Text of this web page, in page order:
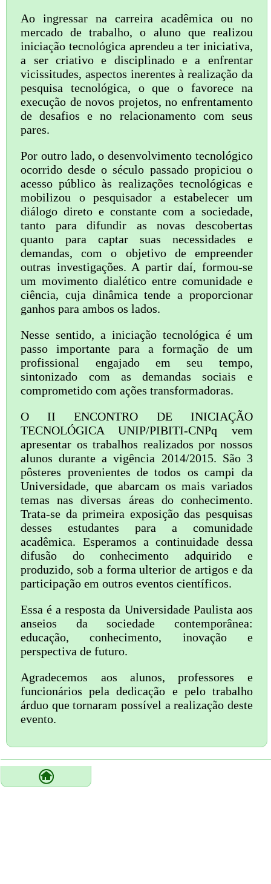
Ao ingressar na carreira acadêmica ou no
mercado de trabalho, o aluno que realizou
iniciação tecnológica aprendeu a ter iniciativa,
a ser criativo e disciplinado e a enfrentar
vicissitudes, aspectos inerentes à realização da
pesquisa tecnológica, o que o favorece na
execução de novos projetos, no enfrentamento
de desafios e no relacionamento com seus
pares.
Por outro lado, o desenvolvimento tecnológico
ocorrido desde o século passado propiciou o
acesso público às realizações tecnológicas e
mobilizou o pesquisador a estabelecer um
diálogo direto e constante com a sociedade,
tanto para difundir as novas descobertas
quanto para captar suas necessidades e
demandas, com o objetivo de empreender
outras investigações. A partir daí, formou-se
um movimento dialético entre comunidade e
ciência, cuja dinâmica tende a proporcionar
ganhos para ambos os lados.
Nesse sentido, a iniciação tecnológica é um
passo importante para a formação de um
profissional engajado em seu tempo,
sintonizado com as demandas sociais e
comprometido com ações transformadoras.
O II ENCONTRO DE INICIAÇÃO
TECNOLÓGICA UNIP/PIBITI-CNPq vem
apresentar os trabalhos realizados por nossos
alunos durante a vigência 2014/2015. São 3
pôsteres provenientes de todos os campi da
Universidade, que abarcam os mais variados
temas nas diversas áreas do conhecimento.
Trata-se da primeira exposição das pesquisas
desses estudantes para a comunidade
acadêmica. Esperamos a continuidade dessa
difusão do conhecimento adquirido e
produzido, sob a forma ulterior de artigos e da
participação em outros eventos científicos.
Essa é a resposta da Universidade Paulista aos
anseios da sociedade contemporânea:
educação, conhecimento, inovação e
perspectiva de futuro.
Agradecemos aos alunos, professores e
funcionários pela dedicação e pelo trabalho
árduo que tornaram possível a realização deste
evento.